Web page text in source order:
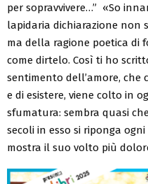
per sopravvivere…” «So
lapidaria dichiarazione non
ma della ragione poetica di
come dirtelo. Così ti ho
sentimento dell’amore, che
e di esistere, viene colto in
sfumatura: sembra quasi
secoli in esso si riponga
mostra il suo volto più